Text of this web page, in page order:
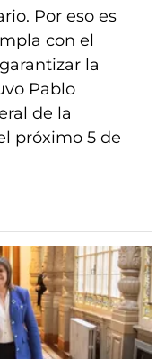
Por eso es
con el
la
Pablo
de la
próximo 5 de